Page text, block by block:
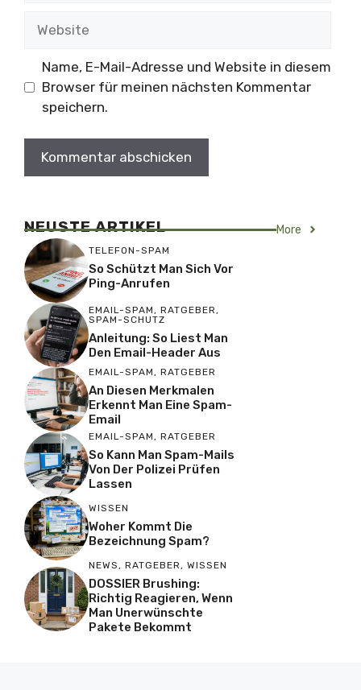
Name, E-Mail-Adresse und Website in diesem
Browser für meinen nächsten Kommentar
speichern.
NEUSTE ARTIKEL More
TELEFON-SPAM
So Schützt Man Sich Vor
Ping-Anrufen
EMAIL-SPAM, RATGEBER,
SPAM-SCHUTZ
Anleitung: So Liest Man
Den Email-Header Aus
EMAIL-SPAM, RATGEBER
An Diesen Merkmalen
Erkennt Man Eine Spam-
Email
EMAIL-SPAM, RATGEBER
So Kann Man Spam-Mails
Von Der Polizei Prüfen
Lassen
WISSEN
Woher Kommt Die
Bezeichnung Spam?
NEWS , RATGEBER , WISSEN
DOSSIER Brushing:
Richtig Reagieren, Wenn
Man Unerwünschte
Pakete Bekommt